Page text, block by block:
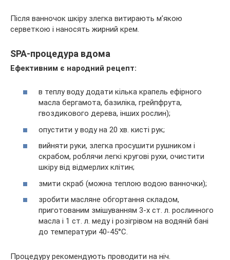
Після ванночок шкіру злегка витирають м’якою
серветкою і наносять жирний крем.
SPA-процедура вдома
Ефективним є народний рецепт:
в теплу воду додати кілька крапель ефірного
масла бергамота, базиліка, грейпфрута,
гвоздикового дерева, інших рослин);
опустити у воду на 20 хв. кисті рук;
вийняти руки, злегка просушити рушником і
скрабом, роблячи легкі кругові рухи, очистити
шкіру від відмерлих клітин;
змити скраб (можна теплою водою ванночки);
зробити масляне обгортання складом,
приготованим змішуванням 3-х ст. л. рослинного
масла і 1 ст. л. меду і розігрівом на водяній бані
до температури 40-45°С.
Процедуру рекомендують проводити на ніч.